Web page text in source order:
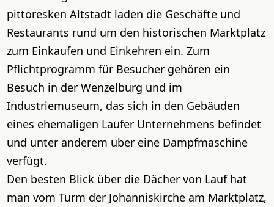
pittoresken Altstadt laden die Geschäfte und
Restaurants rund um den historischen Marktplatz
zum Einkaufen und Einkehren ein. Zum
Pflichtprogramm für Besucher gehören ein
Besuch in der Wenzelburg und im
Industriemuseum, das sich in den Gebäuden
eines ehemaligen Laufer Unternehmens befindet
und unter anderem über eine Dampfmaschine
verfügt.
Den besten Blick über die Dächer von Lauf hat
man vom Turm der Johanniskirche am Marktplatz,